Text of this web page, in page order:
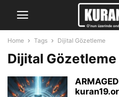
Home Tags Dijital Gözetleme
Dijital Gözetleme